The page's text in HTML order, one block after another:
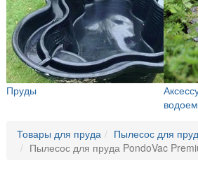
Пруды
Товары для пруда
Пылесос для
Пылесос для пруда PondoVac